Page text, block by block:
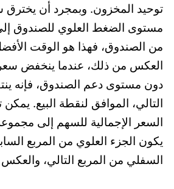
توحيد المخزون. وبمجرد أن
مستوى الضغط العلوي للصندوق
من الصندوق، فهذا هو الوقت
العكس من ذلك، عندما ينخفض
دون مستوى دعم الصندوق، فإنه
التالي، الموافق لنقطة البيع.
السعر الإجمالية للسهم إلى
يكون الجزء العلوي من المربع
السفلي من المربع التالي،